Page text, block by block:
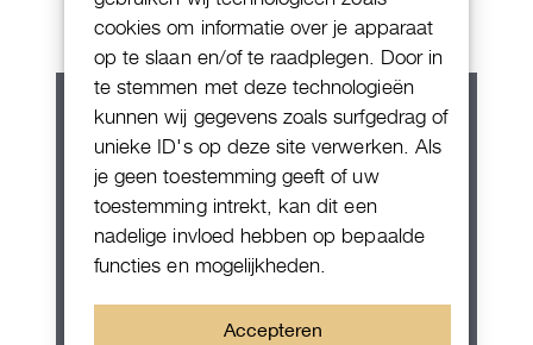
cookies om informatie over je apparaat
op te slaan en/of te raadplegen. Door in
te stemmen met deze technologieën
kunnen wij gegevens zoals surfgedrag of
unieke ID's op deze site verwerken. Als
je geen toestemming geeft of uw
toestemming intrekt, kan dit een
nadelige invloed hebben op bepaalde
functies en mogelijkheden.
Accepteren